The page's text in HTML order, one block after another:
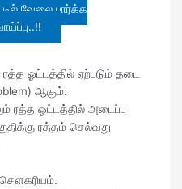
வேலை பார்க்க
ஓட்டத்தில் ஏற்படும் தடை
ஆகும்.
ரத்த ஓட்டத்தில் அடைப்பு
ரத்தம் செல்வது